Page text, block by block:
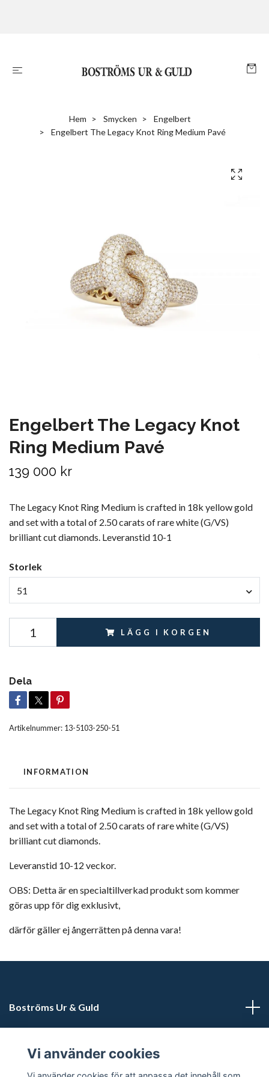
Hem Smycken
Engelbert
Engelbert The Legacy Knot Ring Medium Pavé
Engelbert The Legacy Knot
Ring Medium Pavé
139 000 kr
The Legacy Knot Ring Medium is crafted in 18k yellow gold
and set with a total of 2.50 carats of rare white (G/VS)
brilliant cut diamonds. Leveranstid 10-1
Storlek
51
LÄGG I KORGEN
Dela
Artikelnummer: 13-5103-250-51
INFORMATION
The Legacy Knot Ring Medium is crafted in 18k yellow gold
and set with a total of 2.50 carats of rare white (G/VS)
brilliant cut diamonds.
Leveranstid 10-12 veckor.
OBS: Detta är en specialtillverkad produkt som kommer
göras upp för dig exklusivt,
därför gäller ej ångerrätten på denna vara!
Boströms Ur & Guld
Vi använder cookies